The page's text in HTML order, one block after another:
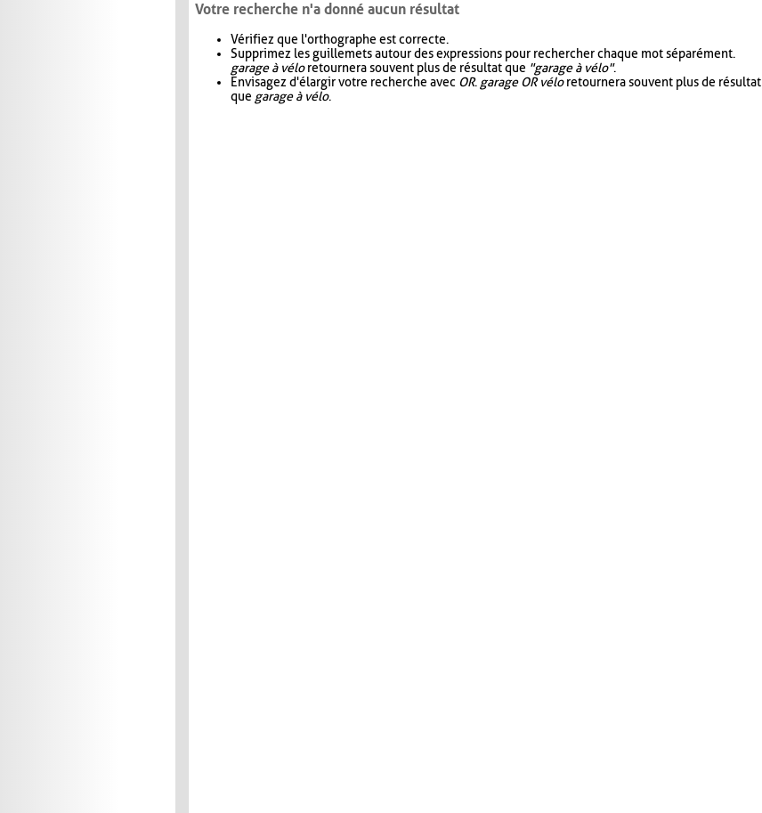
Votre recherche n'a donné aucun résultat
Vérifiez que l'orthographe est correcte.
Supprimez les guillemets autour des expressions pour rechercher chaque mot séparément.
garage à véloretournera souvent plus de résultat que "garage à vélo".
Envisagez d'élargir votre recherche avec OR. garage OR véloretournera souvent plus de résultat
que garage à vélo.